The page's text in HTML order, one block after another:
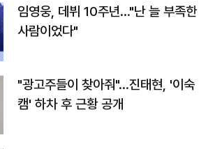
임영웅, 데뷔 10주년…"난 늘 부족한
사람이었다"
"광고주들이 찾아줘"…진태현, '이숙
캠' 하차 후 근황 공개